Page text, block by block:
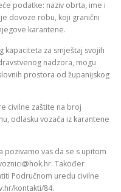
podatke: naziv obrta, ime i
dovoze robu, koji granični
karantene.
kapaciteta za smještaj svojih
nadzora, mogu
prostora od županijskog
civilne zaštite na broj
odlasku vozača iz karantene
vas da se s upitom
Također
Područnom uredu civilne
kontakti/84.